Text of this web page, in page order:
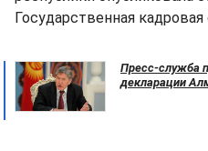
Государственная кадровая
Пресс-служба
декларации